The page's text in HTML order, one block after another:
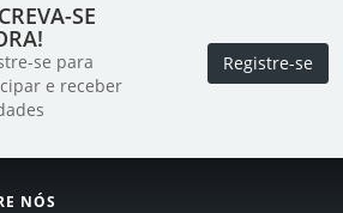
SE
se para
e receber
Registre-se
NÓS